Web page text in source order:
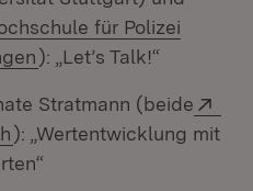
für Polizei
(Öffnet in neuem
): „Let’s Talk!“
Stratmann (beide
(Öffnet in neuem Fenster)
): „Wertentwicklung mit